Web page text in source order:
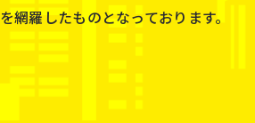
羅したものとなっております。